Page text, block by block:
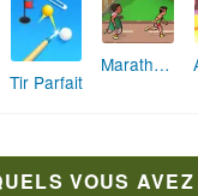
Tir Parfait
Marathon Champion io
VOUS AVEZ LE